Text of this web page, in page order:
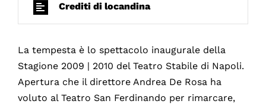
Crediti di locandina
La tempesta è lo spettacolo inaugurale della
Stagione 2009 | 2010 del Teatro Stabile di Napoli.
Apertura che il direttore Andrea De Rosa ha
voluto al Teatro San Ferdinando per rimarcare,